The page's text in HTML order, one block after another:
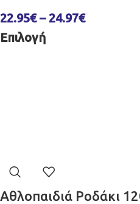
22.95€ – 24.97€
Επιλογή
Αθλοπαιδιά Ροδάκι